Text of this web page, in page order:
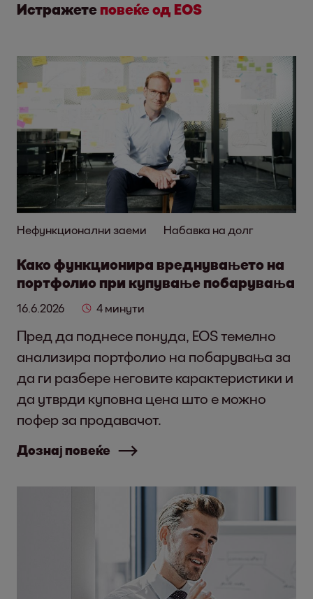
Истражете повеќе од EOS
Нефункционални заеми Набавка на долг
Како функционира вреднувањето на
портфолио при купување побарувања
16.6.2026 4 минути
Пред да поднесе понуда, EOS темелно
анализира портфолио на побарувања за
да ги разбере неговите карактеристики и
да утврди куповна цена што е можно
пофер за продавачот.
Дознај повеќе